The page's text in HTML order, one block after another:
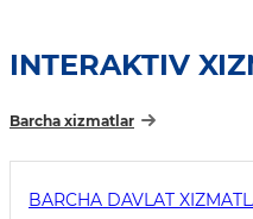
INTERAKTIV
Barcha xizmatlar
BARCHA DAVLAT